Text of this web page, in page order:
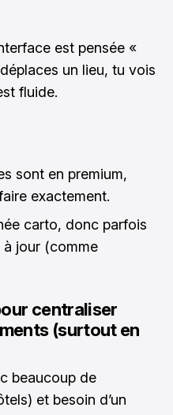
est pensée «
un lieu, tu vois
fluide.
sont en premium,
exactement.
carto, donc parfois
à jour (comme
centraliser
(surtout en
beaucoup de
et besoin d’un